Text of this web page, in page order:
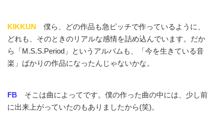
KIKKUN 僕ら、どの作品も急ピッチで作っているように、
どれも、そのときのリアルな感情を詰め込んでいます。だか
ら「M.S.S.Period」というアルバムも、「今を生きている音
楽」ばかりの作品になったんじゃないかな。
FB そこは曲によってです。僕の作った曲の中には、少し前
に出来上がっていたのもありましたから(笑)。